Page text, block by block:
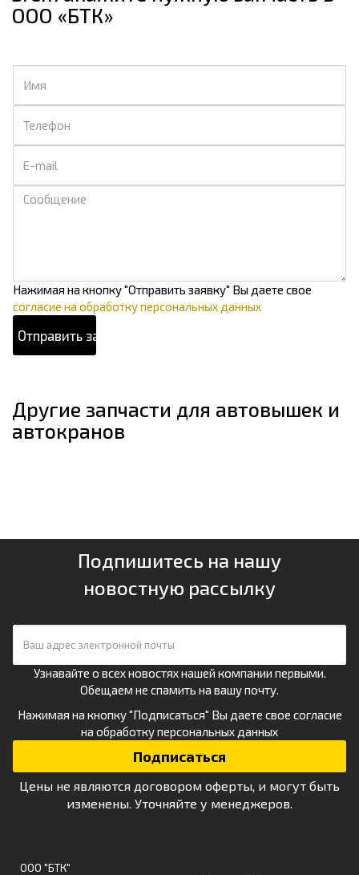
ООО «БТК»
Нажимая на кнопку "Отправить заявку" Вы даете свое
согласие на обработку персональных данных
Другие запчасти для автовышек и
автокранов
Подпишитесь на нашу
новостную рассылку
Узнавайте о всех новостях нашей компании первыми.
Обещаем не спамить на вашу почту.
Нажимая на кнопку "Подписаться" Вы даете свое согласие
на обработку персональных данных
Цены не являются договором оферты, и могут быть
изменены. Уточняйте у менеджеров.
ООО "БТК"